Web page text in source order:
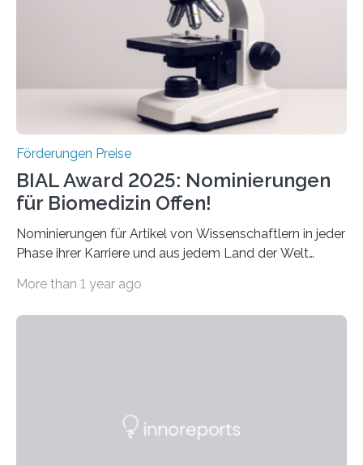
Preis aus. Er richtet sich gezielt an jüngere
Forscherinnen und Forscher unter 40 Jahren. Geehrt
werden soll eine herausragende Doktorarbeit oder eine
hochrangige wissenschaftliche Publikation zum Thema
Förderungen Preise
BIAL Award 2025: Nominierungen
für Biomedizin Offen!
Nominierungen für Artikel von Wissenschaftlern in jeder
Phase ihrer Karriere und aus jedem Land der Welt
Leben gerufen, um die bemerkenswertesten
Foundation, des BIAL Award in Biomedicine ist in
More than 1 year ago